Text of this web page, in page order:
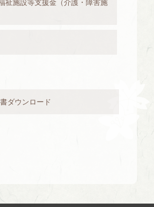
祉施設等支援金（介護・障害施
ダウンロード